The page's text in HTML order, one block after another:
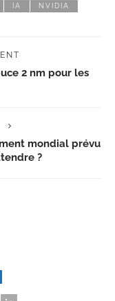
IA NVIDIA
2 nm pour les
mondial prévu
?